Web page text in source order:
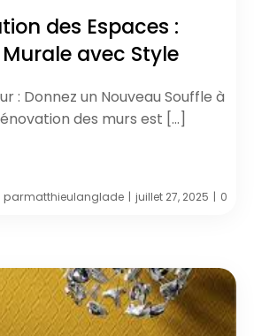
des Espaces :
avec Style
: Donnez un Nouveau Souffle à
des murs est […]
parmatthieulanglade | juillet 27, 2025 | 0